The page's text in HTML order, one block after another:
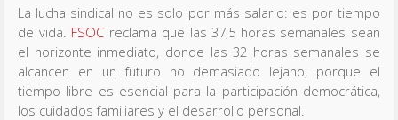
La lucha sindical no es solo por más salario: es por tiempo
de vida. FSOC reclama que las 37,5 horas semanales sean
el horizonte inmediato, donde las 32 horas semanales se
alcancen en un futuro no demasiado lejano, porque el
tiempo libre es esencial para la participación democrática,
los cuidados familiares y el desarrollo personal.